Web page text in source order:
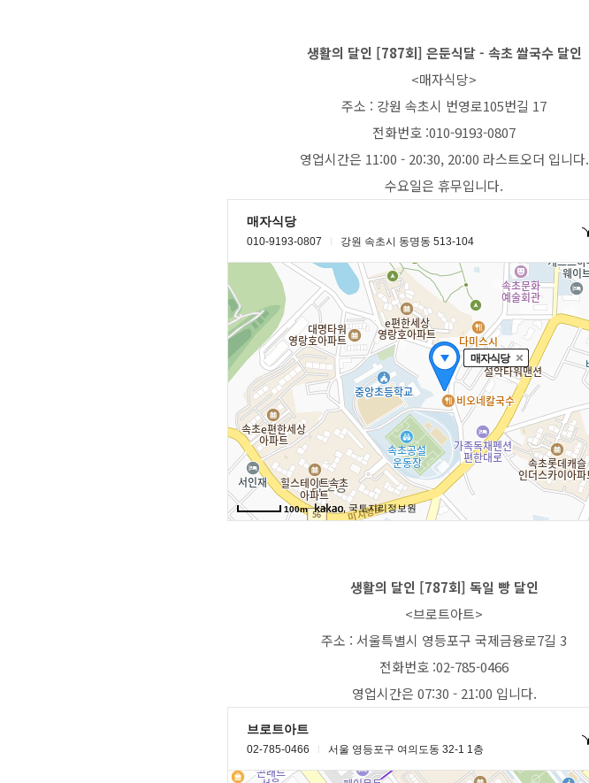
생활의 달인 [787회] 은둔식달 - 속초 쌀국수 달인
<매자식당>
주소 : 강원 속초시 번영로105번길 17
전화번호 :010-9193-0807
영업시간은 11:00 - 20:30, 20:00 라스트오더 입니다.
수요일은 휴무입니다.
생활의 달인 [787회] 독일 빵 달인
<브로트아트>
주소 : 서울특별시 영등포구 국제금융로7길 3
전화번호 :02-785-0466
영업시간은 07:30 - 21:00 입니다.